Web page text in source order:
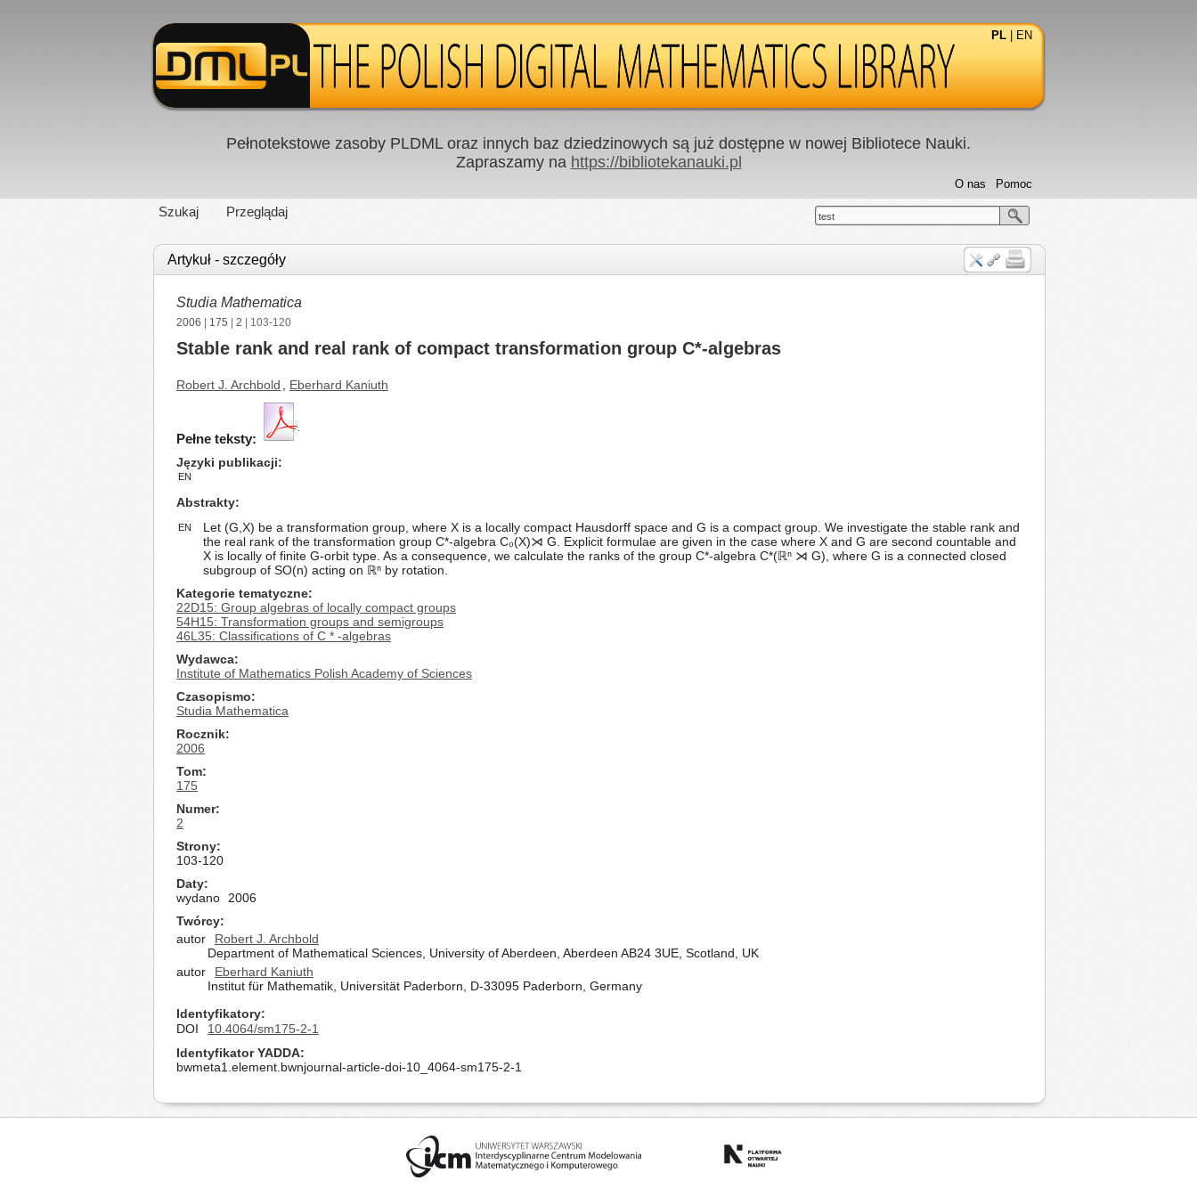
PL EN
Pełnotekstowe zasoby PLDML oraz innych baz dziedzinowych są już dostępne w nowej Bibliotece Nauki.
Zapraszamy na https://bibliotekanauki.pl
Szukaj Przeglądaj
Pomoc
O nas
test
Artykuł - szczegóły
Studia Mathematica
2006 175 2 | 103-120
Stable rank and real rank of compact transformation group C*-algebras
Robert J. Archbold Eberhard Kaniuth
Pełne teksty:
Języki publikacji
EN
Abstrakty
EN
Let (G,X) be a transformation group, where X is a locally compact Hausdorff space and G is a compact group. We investigate the stable rank and
the real rank of the transformation group C*-algebra C₀(X)⋊ G. Explicit formulae are given in the case where X and G are second countable and
X is locally of finite G-orbit type. As a consequence, we calculate the ranks of the group C*-algebra C*(ℝⁿ ⋊ G), where G is a connected closed
subgroup of SO(n) acting on ℝⁿ by rotation.
Kategorie tematyczne
22D15: Group algebras of locally compact groups
54H15: Transformation groups and semigroups
46L35: Classifications of C * -algebras
Wydawca
Institute of Mathematics Polish Academy of Sciences
Czasopismo
Studia Mathematica
Rocznik
2006
Tom
175
Numer
2
Strony
103-120
Daty
wydano
2006
Twórcy
autor
Robert J. Archbold
Department of Mathematical Sciences, University of Aberdeen, Aberdeen AB24 3UE, Scotland, UK
autor
Eberhard Kaniuth
Institut für Mathematik, Universität Paderborn, D-33095 Paderborn, Germany
Identyfikatory
DOI
10.4064/sm175-2-1
Identyfikator YADDA
bwmeta1.element.bwnjournal-article-doi-10_4064-sm175-2-1